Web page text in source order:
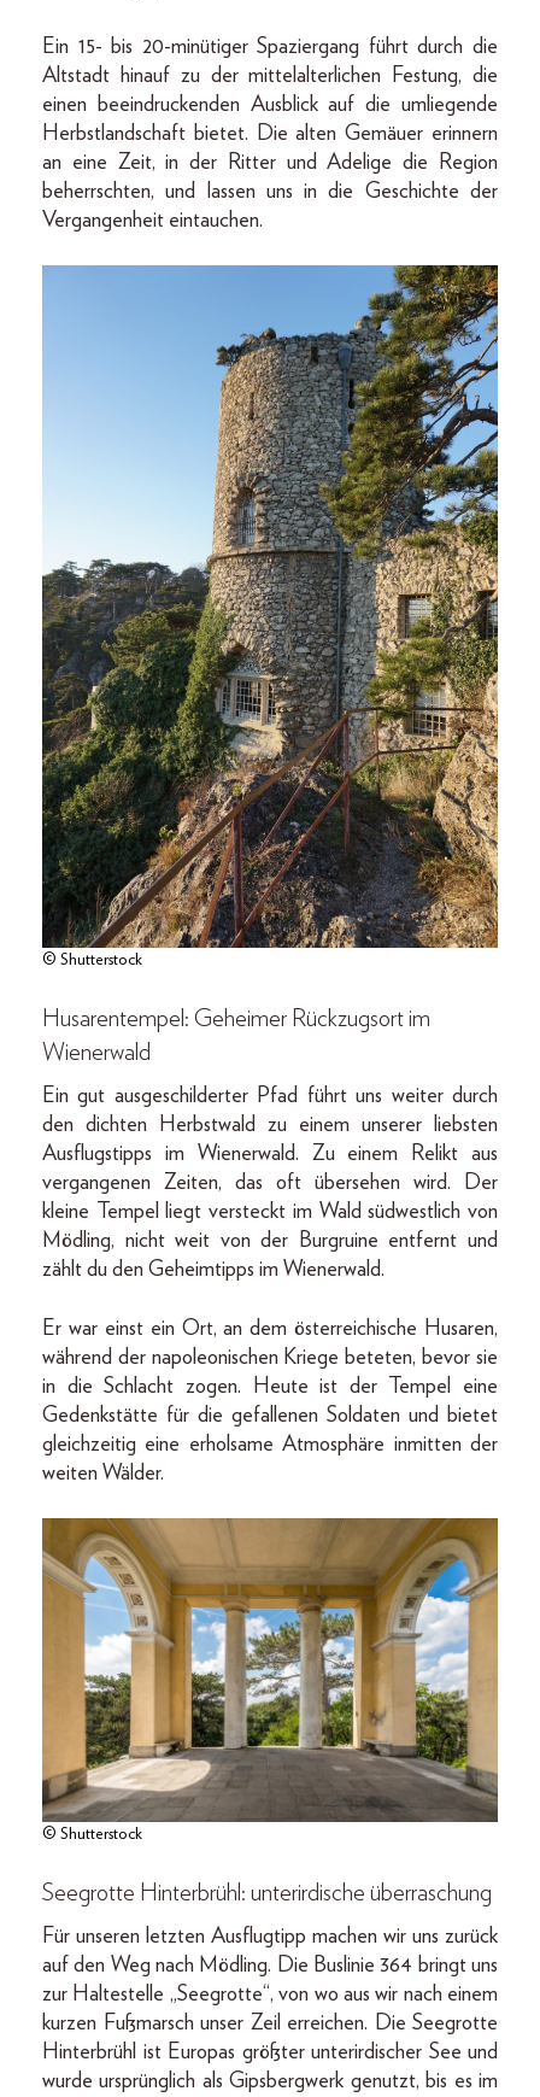
Ein 15- bis 20-minütiger Spaziergang führt durch die
Altstadt hinauf zu der mittelalterlichen Festung, die
einen beeindruckenden Ausblick auf die umliegende
Herbstlandschaft bietet. Die alten Gemäuer erinnern
an eine Zeit, in der Ritter und Adelige die Region
beherrschten, und lassen uns in die Geschichte der
Vergangenheit eintauchen.
© Shutterstock
Husarentempel: Geheimer Rückzugsort im
Wienerwald
Ein gut ausgeschilderter Pfad führt uns weiter durch
den dichten Herbstwald zu einem unserer liebsten
Ausflugstipps im Wienerwald. Zu einem Relikt aus
vergangenen Zeiten, das oft übersehen wird. Der
kleine Tempel liegt versteckt im Wald südwestlich von
Mödling, nicht weit von der Burgruine entfernt und
zählt du den Geheimtipps im Wienerwald.
Er war einst ein Ort, an dem österreichische Husaren,
während der napoleonischen Kriege beteten, bevor sie
in die Schlacht zogen. Heute ist der Tempel eine
Gedenkstätte für die gefallenen Soldaten und bietet
gleichzeitig eine erholsame Atmosphäre inmitten der
weiten Wälder.
© Shutterstock
Seegrotte Hinterbrühl: unterirdische überraschung
Für unseren letzten Ausflugtipp machen wir uns zurück
auf den Weg nach Mödling. Die Buslinie 364 bringt uns
zur Haltestelle „Seegrotte“, von wo aus wir nach einem
kurzen Fußmarsch unser Zeil erreichen. Die Seegrotte
Hinterbrühl ist Europas größter unterirdischer See und
wurde ursprünglich als Gipsbergwerk genutzt, bis es im